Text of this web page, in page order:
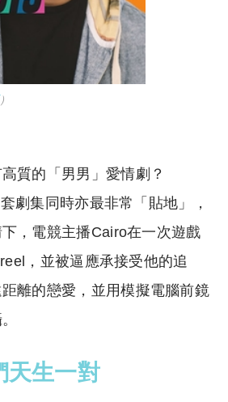
）
質的「男男」愛情劇？
劇集同時亦最非常「貼地」，
，電競主播Cairo在一次遊戲
，並被逼應承接受他的追
離的戀愛，並用模擬電腦前鏡
生一對